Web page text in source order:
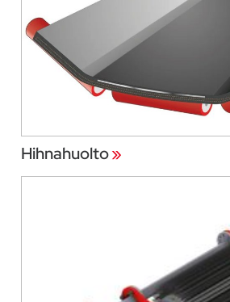
Hihnahuolto»